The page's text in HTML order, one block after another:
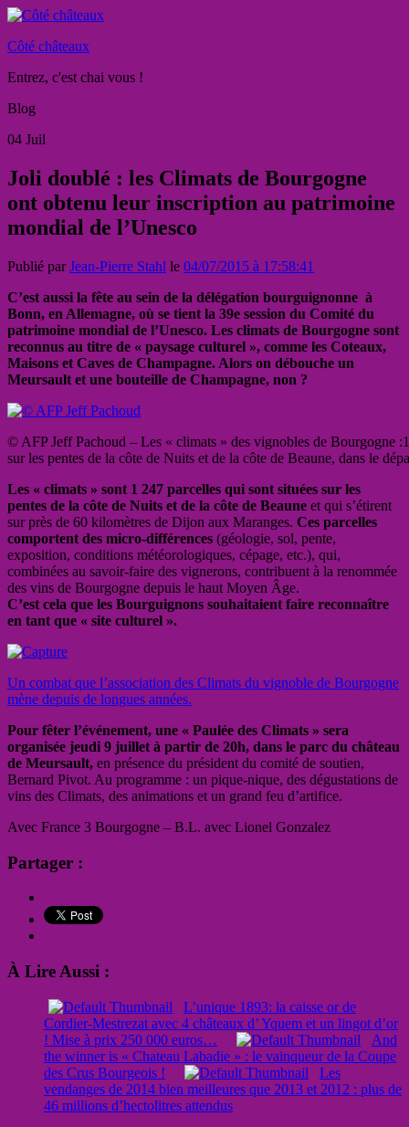
Côté châteaux
Entrez, c'est chai vous !
Blog
04 Juil
Joli doublé : les Climats de Bourgogne
ont obtenu leur inscription au patrimoine
mondial de l’Unesco
Publié parJean-Pierre Stahl le 04/07/2015 à 17:58:41
C’est aussi la fête au sein de la délégation bourguignonne à
Bonn, en Allemagne, où se tient la 39e session du Comité du
patrimoine mondial de l’Unesco. Les climats de Bourgogne sont
reconnus au titre de « paysage culturel », comme les Coteaux,
Maisons et Caves de Champagne. Alors on débouche un
Meursault et une bouteille de Champagne, non ?
© AFP Jeff Pachoud – Les « climats » des vignobles de Bourgogne
sur les pentes de la côte de Nuits et de la côte de Beaune, dans le
Les « climats » sont 1 247 parcelles qui sont situées sur les
pentes de la côte de Nuits et de la côte de Beaune et qui s’étirent
sur près de 60 kilomètres de Dijon aux Maranges. Ces parcelles
comportent des micro-différences (géologie, sol, pente,
exposition, conditions météorologiques, cépage, etc.), qui,
combinées au savoir-faire des vignerons, contribuent à la renommée
des vins de Bourgogne depuis le haut Moyen Âge.
C’est cela que les Bourguignons souhaitaient faire reconnaître
en tant que « site culturel ».
Un combat que l’association des Climats du vignoble de Bourgogne
mène depuis de longues années.
Pour fêter l’événement, une « Paulée des Climats » sera
organisée jeudi 9 juillet à partir de 20h, dans le parc du château
de Meursault, en présence du président du comité de soutien,
Bernard Pivot. Au programme : un pique-nique, des dégustations de
vins des Climats, des animations et un grand feu d’artifice.
Avec France 3 Bourgogne – B.L. avec Lionel Gonzalez
Partager :
À Lire Aussi :
L’unique 1893: la caisse or de
Cordier-Mestrezat avec 4 châteaux d’ Yquem et un lingot d’or
! Mise à prix 250 000 euros…
And
the winner is « Chateau Labadie » : le vainqueur de la Coupe
des Crus Bourgeois !
Les
vendanges de 2014 bien meilleures que 2013 et 2012 : plus de
46 millions d’hectolitres attendus